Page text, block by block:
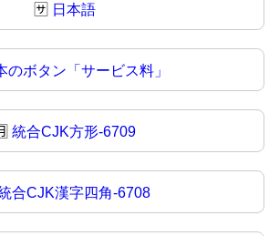
🈂️ 日本語
のボタン「サービス料」
統合CJK方形-6709
合CJK漢字四角-6708